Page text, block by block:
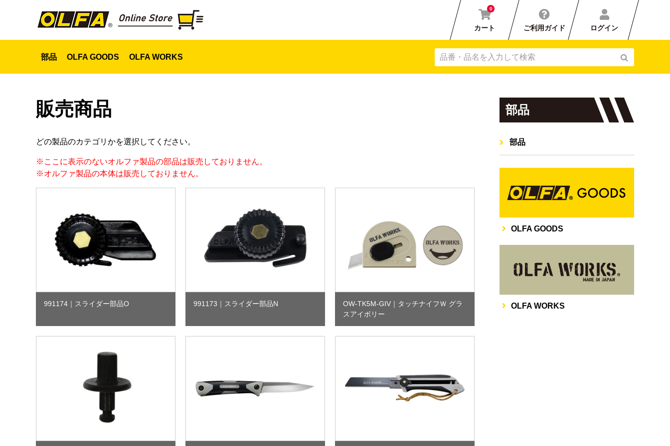
カート
0
ご利用ガイド ログイン
部品
ネジ部品 ワッシャー 刃とめピン その他
OLFA GOODS OLFA WORKS
販売商品
どの製品のカテゴリかを選択してください。
※ここに表示のないオルファ製品の部品は販売しておりません。
※オルファ製品の本体は販売しておりません。
991174 ｜ スライダー部品O 991173 ｜ スライダー部品N OW-TK5M-GIV｜ タッチナイフＷ グラ
スアイボリー
部品
部品
OLFA GOODS
OLFA WORKS